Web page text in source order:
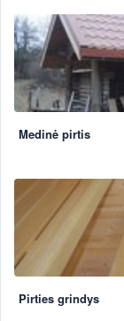
Medinė pirtis
Pirties grindys